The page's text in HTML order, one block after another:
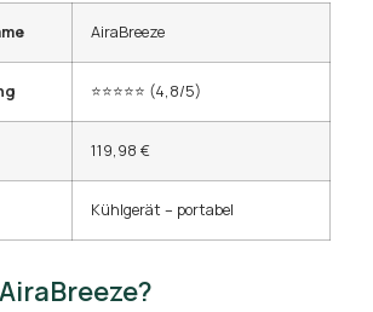
AiraBreeze
⭐⭐⭐⭐⭐ (4,8/5)
119,98 €
Kühlgerät – portabel